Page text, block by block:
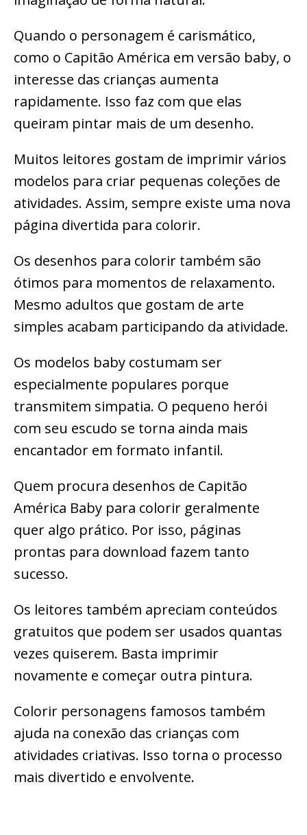
Quando o personagem é carismático,
como o Capitão América em versão baby, o
interesse das crianças aumenta
rapidamente. Isso faz com que elas
queiram pintar mais de um desenho.
Muitos leitores gostam de imprimir vários
modelos para criar pequenas coleções de
atividades. Assim, sempre existe uma nova
página divertida para colorir.
Os desenhos para colorir também são
ótimos para momentos de relaxamento.
Mesmo adultos que gostam de arte
simples acabam participando da atividade.
Os modelos baby costumam ser
especialmente populares porque
transmitem simpatia. O pequeno herói
com seu escudo se torna ainda mais
encantador em formato infantil.
Quem procura desenhos de Capitão
América Baby para colorir geralmente
quer algo prático. Por isso, páginas
prontas para download fazem tanto
sucesso.
Os leitores também apreciam conteúdos
gratuitos que podem ser usados quantas
vezes quiserem. Basta imprimir
novamente e começar outra pintura.
Colorir personagens famosos também
ajuda na conexão das crianças com
atividades criativas. Isso torna o processo
mais divertido e envolvente.